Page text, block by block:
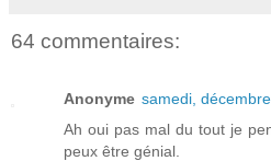
64 commentaires:
Anonyme samedi,
Ah oui pas mal du tout je
peux être génial.